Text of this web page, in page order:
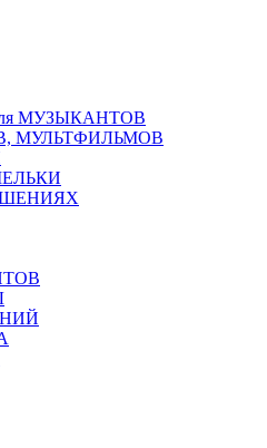
МУЗЫКАНТОВ
МУЛЬТФИЛЬМОВ